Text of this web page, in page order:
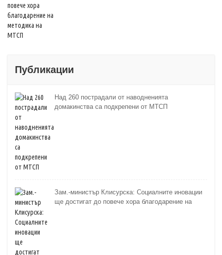
Публикации
Над 260 пострадали от наводненията
домакинства са подкрепени от МТСП
Зам.-министър Клисурска: Социалните иновации
ще достигат до повече хора благодарение на